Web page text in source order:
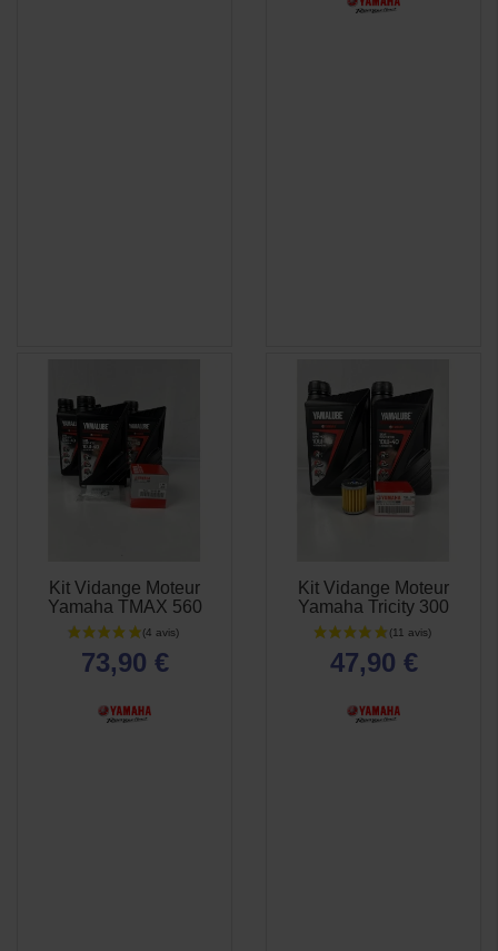
Kit Vidange Moteur
Yamaha TMAX 560
73,90 €
Kit Vidange Moteur
Yamaha Tricity 300
47,90 €
 APERÇU
RAPIDE
 APERÇU
RAPIDE